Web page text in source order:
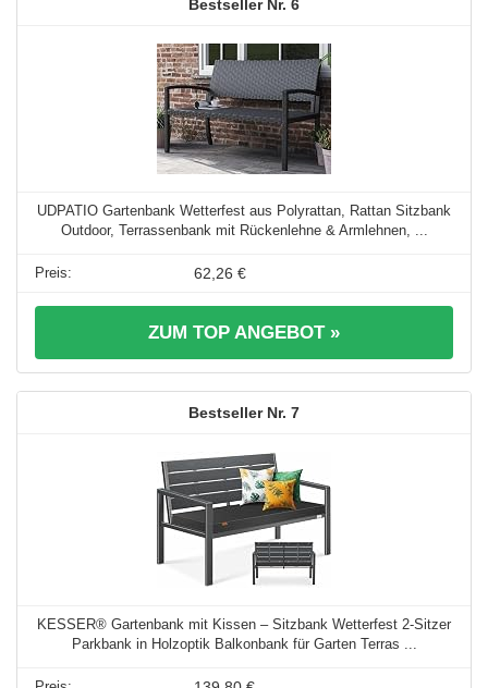
6
UDPATIO Gartenbank Wetterfest aus Polyrattan, Rattan Sitzbank
Outdoor, Terrassenbank mit Rückenlehne & Armlehnen, ...
62,26 €
ZUM TOP ANGEBOT »
7
KESSER® Gartenbank mit Kissen – Sitzbank Wetterfest 2-Sitzer
Parkbank in Holzoptik Balkonbank für Garten Terras ...